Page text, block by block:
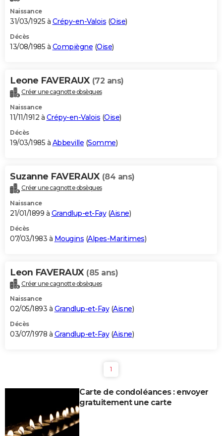
Naissance
31/03/1925 à Crépy-en-Valois (Oise)
Décès
13/08/1985 à Compiègne (Oise)
Leone FAVERAUX (72 ans)
Créer une cagnotte obsèques
Naissance
11/11/1912 à Crépy-en-Valois (Oise)
Décès
19/03/1985 à Abbeville (Somme)
Suzanne FAVERAUX (84 ans)
Créer une cagnotte obsèques
Naissance
21/01/1899 à Grandlup-et-Fay(Aisne)
Décès
07/03/1983 à Mougins (Alpes-Maritimes)
Leon FAVERAUX (85 ans)
Créer une cagnotte obsèques
Naissance
02/05/1893 à Grandlup-et-Fay(Aisne)
Décès
03/07/1978 à Grandlup-et-Fay(Aisne)
1
Carte de condoléances : envoyer
gratuitement une carte